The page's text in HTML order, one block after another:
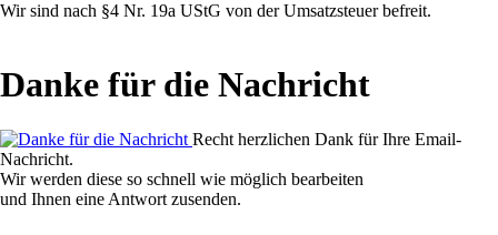
Wir sind nach §4 Nr. 19a UStG von der Umsatzsteuer befreit.
Danke für die Nachricht
Recht herzlichen Dank für Ihre Email-
Nachricht.
Wir werden diese so schnell wie möglich bearbeiten
und Ihnen eine Antwort zusenden.